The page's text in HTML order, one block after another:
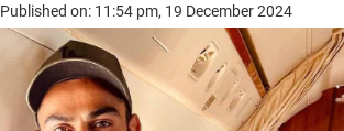
Published on: 11:54 pm, 19 December 2024